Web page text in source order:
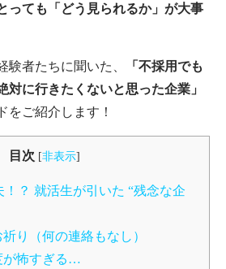
っても「どう見られるか」が大事
験者たちに聞いた、
「不採用でも
対に行きたくないと思った企業」
をご紹介します！
目次 [非表示]
？ 就活生が引いた “残念な企
り（何の連絡もなし）
が怖すぎる…